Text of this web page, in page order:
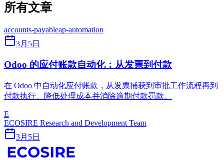
所有文章
accounts-payableap-automation
3月5日
Odoo 的应付账款自动化：从发票到付款
在 Odoo 中自动化应付账款，从发票捕获到审批工作流程再到
付款执行。降低处理成本并消除逾期付款罚款。
E
ECOSIRE Research and Development Team
3月5日